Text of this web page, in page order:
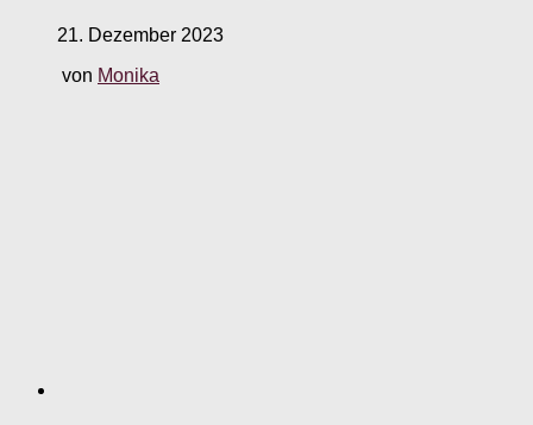
21. Dezember 2023
von Monika